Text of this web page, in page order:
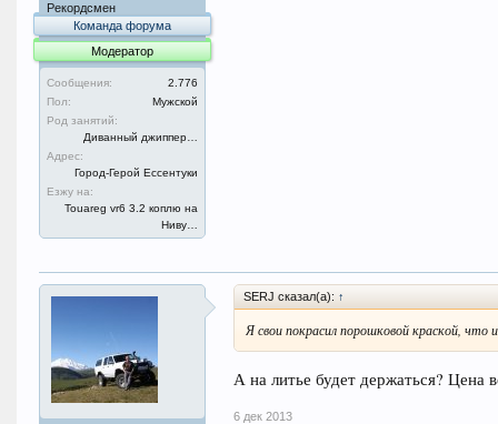
Рекордсмен
Команда форума
Модератор
Сообщения:
2.776
Пол:
Мужской
Род занятий:
Диванный джиппер…
Адрес:
Город-Герой Ессентуки
Езжу на:
Touareg vr6 3.2 коплю на
Ниву…
SERJ сказал(а): ↑
Я свои покрасил порошковой краской, что
А на литье будет держаться? Цена
6 дек 2013